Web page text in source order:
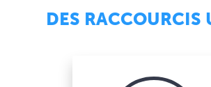
DES RACCOURCIS